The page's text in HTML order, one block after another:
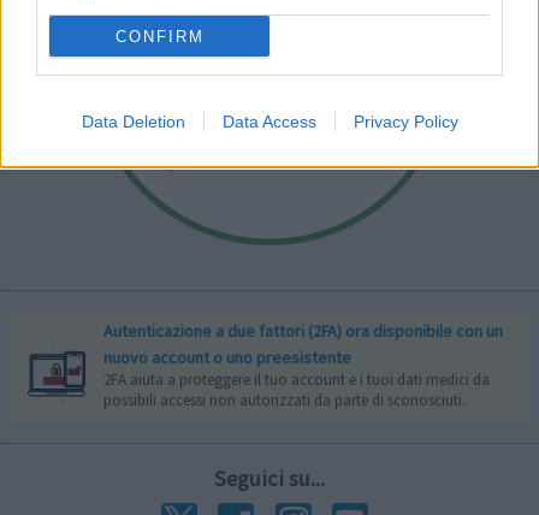
CONFIRM
Data Deletion Data Access Privacy Policy
Autenticazione a due fattori (2FA) ora disponibile con un
nuovo account o uno preesistente
2FA aiuta a proteggere il tuo account e i tuoi dati medici da
possibili accessi non autorizzati da parte di sconosciuti.
Seguici su...